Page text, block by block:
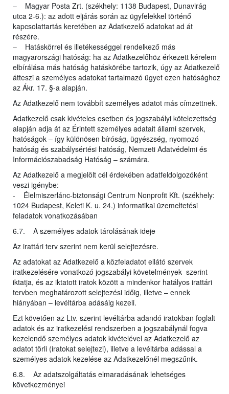
– Magyar Posta Zrt. (székhely: 1138 Budapest, Dunavirág
utca 2-6.): az adott eljárás során az ügyfelekkel történő
kapcsolattartás keretében az Adatkezelő adatokat ad át
részére.
– Hatáskörrel és illetékességgel rendelkező más
magyarországi hatóság: ha az Adatkezelőhöz érkezett kérelem
elbírálása más hatóság hatáskörébe tartozik, úgy az Adatkezelő
átteszi a személyes adatokat tartalmazó ügyet ezen hatósághoz
az Ákr. 17. §-a alapján.
Az Adatkezelő nem továbbít személyes adatot más címzettnek.
Adatkezelő csak kivételes esetben és jogszabályi kötelezettség
alapján adja át az Érintett személyes adatait állami szervek,
hatóságok – így különösen bíróság, ügyészség, nyomozó
hatóság és szabálysértési hatóság, Nemzeti Adatvédelmi és
Információszabadság Hatóság – számára.
Az Adatkezelő a megjelölt cél érdekében adatfeldolgozóként
veszi igénybe:
- Élelmiszerlánc-biztonsági Centrum Nonprofit Kft. (székhely:
1024 Budapest, Keleti K. u. 24.) informatikai üzemeltetési
feladatok vonatkozásában
6.7. A személyes adatok tárolásának ideje
Az irattári terv szerint nem kerül selejtezésre.
Az adatokat az Adatkezelő a közfeladatot ellátó szervek
iratkezelésére vonatkozó jogszabályi követelmények szerint
iktatja, és az iktatott iratok között a mindenkor hatályos irattári
tervben meghatározott selejtezési időig, illetve – ennek
hiányában – levéltárba adásáig kezeli.
Ezt követően az Ltv. szerint levéltárba adandó iratokban foglalt
adatok és az iratkezelési rendszerben a jogszabálynál fogva
kezelendő személyes adatok kivételével az Adatkezelő az
adatot törli (iratokat selejtezi), illetve a levéltárba adással a
személyes adatok kezelése az Adatkezelőnél megszűnik.
6.8. Az adatszolgáltatás elmaradásának lehetséges
következményei